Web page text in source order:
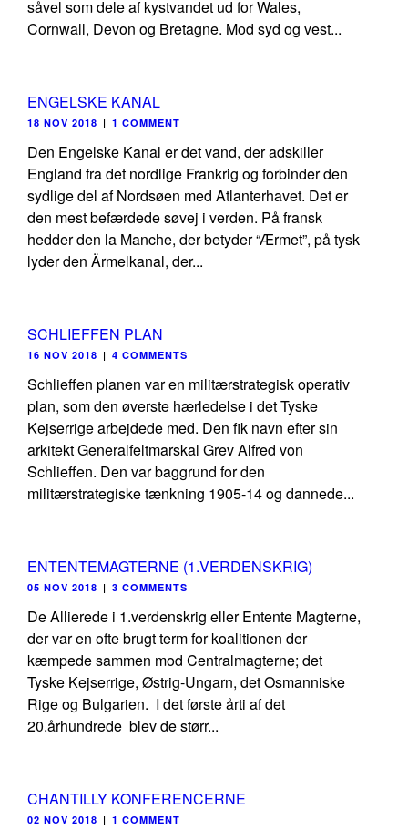
såvel som dele af kystvandet ud for Wales,
Cornwall, Devon og Bretagne. Mod syd og vest...
ENGELSKE KANAL
18 NOV 2018 | 1 COMMENT
Den Engelske Kanal er det vand, der adskiller
England fra det nordlige Frankrig og forbinder den
sydlige del af Nordsøen med Atlanterhavet. Det er
den mest befærdede søvej i verden. På fransk
hedder den la Manche, der betyder “Ærmet”, på tysk
lyder den Ärmelkanal, der...
SCHLIEFFEN PLAN
16 NOV 2018 | 4 COMMENTS
Schlieffen planen var en militærstrategisk operativ
plan, som den øverste hærledelse i det Tyske
Kejserrige arbejdede med. Den fik navn efter sin
arkitekt Generalfeltmarskal Grev Alfred von
Schlieffen. Den var baggrund for den
militærstrategiske tænkning 1905-14 og dannede...
ENTENTEMAGTERNE (1.VERDENSKRIG)
05 NOV 2018 | 3 COMMENTS
De Allierede i 1.verdenskrig eller Entente Magterne,
der var en ofte brugt term for koalitionen der
kæmpede sammen mod Centralmagterne; det
Tyske Kejserrige, Østrig-Ungarn, det Osmanniske
Rige og Bulgarien. I det første årti af det
20.århundrede blev de størr...
CHANTILLY KONFERENCERNE
02 NOV 2018 | 1 COMMENT